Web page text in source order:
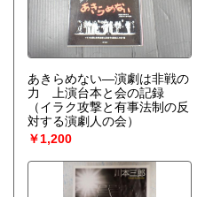
あきらめない―演劇は非戦の
力 上演台本と会の記録
（イラク攻撃と有事法制の反
対する演劇人の会）
￥1,200